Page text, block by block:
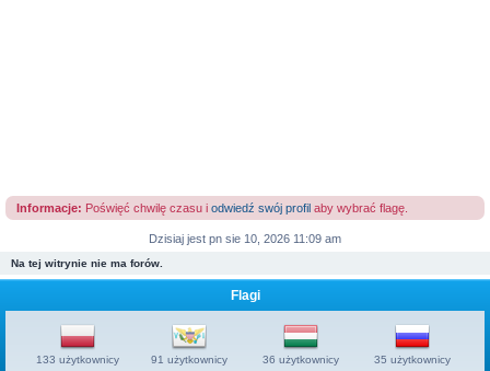
Informacje: Poświęć chwilę czasu i odwiedź swój profil aby wybrać flagę.
Dzisiaj jest pn sie 10, 2026 11:09 am
Na tej witrynie nie ma forów.
Flagi
133 użytkownicy 91 użytkownicy 36 użytkownicy 35 użytkownicy